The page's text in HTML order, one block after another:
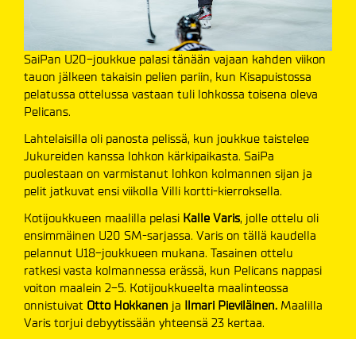
SaiPan U20-joukkue palasi tänään vajaan kahden viikon
tauon jälkeen takaisin pelien pariin, kun Kisapuistossa
pelatussa ottelussa vastaan tuli lohkossa toisena oleva
Pelicans.
Lahtelaisilla oli panosta pelissä, kun joukkue taistelee
Jukureiden kanssa lohkon kärkipaikasta. SaiPa
puolestaan on varmistanut lohkon kolmannen sijan ja
pelit jatkuvat ensi viikolla Villi kortti-kierroksella.
Kotijoukkueen maalilla pelasi Kalle Varis, jolle ottelu oli
ensimmäinen U20 SM-sarjassa. Varis on tällä kaudella
pelannut U18-joukkueen mukana. Tasainen ottelu
ratkesi vasta kolmannessa erässä, kun Pelicans nappasi
voiton maalein 2-5. Kotijoukkueelta maalinteossa
onnistuivat Otto Hokkanen ja Ilmari Pieviläinen. Maalilla
Varis torjui debyytissään yhteensä 23 kertaa.